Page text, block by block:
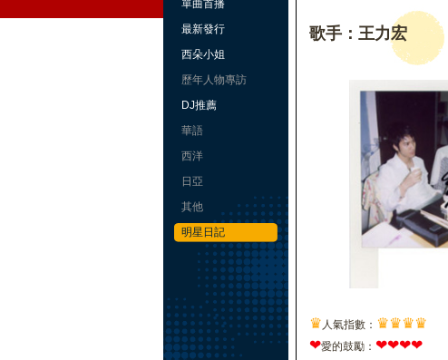
單曲首播
最新發行
西朵小姐
歷年人物專訪
DJ推薦
華語
西洋
日亞
其他
明星日記
歌手：王力宏
♛ 人氣指數： ♛♛♛♛
❤愛的鼓勵： ❤❤❤❤